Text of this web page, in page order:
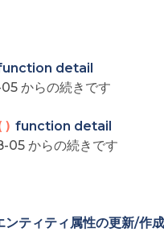
detail
からの続きです
function detail
からの続きです
ティティ属性の更新/作